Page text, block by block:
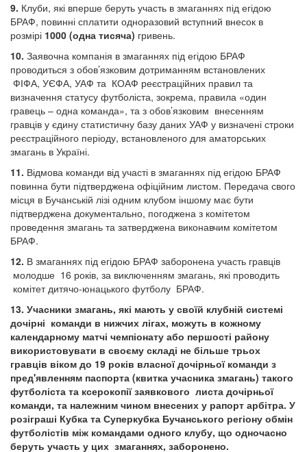
9. Клуби, які вперше беруть участь в змаганнях під егідою
БРАФ, повинні сплатити одноразовий вступний внесок в
розмірі 1000 (одна тисяча) гривень.
10. Заявочна компанія в змаганнях під егідою БРАФ
проводиться з обов’язковим дотриманням встановлених
ФІФА, УЄФА, УАФ та КОАФ реєстраційних правил та
визначення статусу футболіста, зокрема, правила «один
гравець – одна команда», та з обов’язковим внесенням
гравців у єдину статистичну базу даних УАФ у визначені строки
реєстраційного періоду, встановленого для аматорських
змагань в Україні.
11. Відмова команди від участі в змаганнях під егідою БРАФ
повинна бути підтверджена офіційним листом. Передача свого
місця в Бучанській лізі одним клубом іншому має бути
підтверджена документально, погоджена з комітетом
проведення змагань та затверджена виконавчим комітетом
БРАФ.
12. В змаганнях під егідою БРАФ заборонена участь гравців
молодше 16 років, за виключенням змагань, які проводить
комітет дитячо-юнацького футболу БРАФ.
13. Учасники змагань, які мають у своїй клубній системі
дочірні команди в нижчих лігах, можуть в кожному
календарному матчі чемпіонату або першості району
використовувати в своєму складі не більше трьох
гравців віком до 19 років власної дочірньої команди з
пред'явленням паспорта (квитка учасника змагань) такого
футболіста та ксерокопії заявкового листа дочірньої
команди, та належним чином внесених у рапорт арбітра. У
розіграші Кубка та Суперкубка Бучанського регіону обмін
футболістів між командами одного клубу, що одночасно
беруть участь у цих змаганнях, заборонено.